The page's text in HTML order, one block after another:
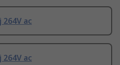
ac
ac